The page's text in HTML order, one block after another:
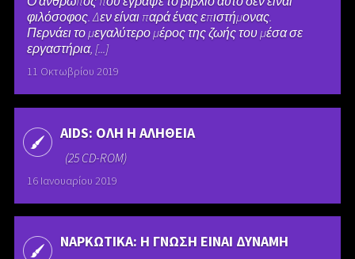
φιλόσοφος. Δεν είναι παρά ένας επιστήμονας.
Περνάει το μεγαλύτερο μέρος της ζωής του μέσα σε
εργαστήρια, [...]
11 Οκτωβρίου 2019
AIDS: ΟΛΗ Η ΑΛΗΘΕΙΑ
(25 CD-ROM)
16 Ιανουαρίου 2019
ΝΑΡΚΩΤΙΚΑ: Η ΓΝΩΣΗ ΕΙΝΑΙ ΔΥΝΑΜΗ